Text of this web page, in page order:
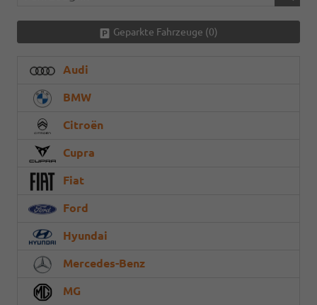
Geparkte Fahrzeuge (0)
Audi
BMW
Citroën
Cupra
Fiat
Ford
Hyundai
Mercedes-Benz
MG